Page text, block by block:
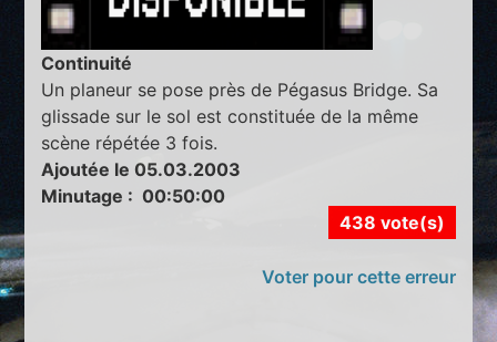
Continuité
Un planeur se pose près de Pégasus Bridge. Sa
glissade sur le sol est constituée de la même
scène répétée 3 fois.
Ajoutée le 05.03.2003
Minutage : 00:50:00
438 vote(s)
Voter pour cette erreur